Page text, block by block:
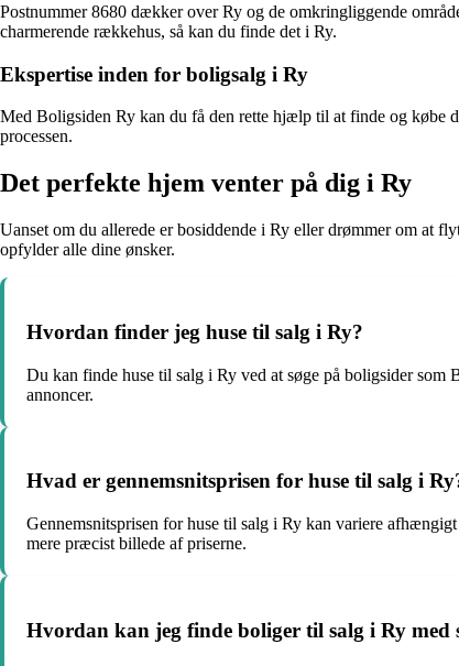
Postnummer 8680 dækker over Ry og de omkringliggende
charmerende rækkehus, så kan du finde det i Ry.
Ekspertise inden for boligsalg i Ry
Med Boligsiden Ry kan du få den rette hjælp til at finde og købe
processen.
Det perfekte hjem venter på dig i Ry
Uanset om du allerede er bosiddende i Ry eller drømmer om at
opfylder alle dine ønsker.
Hvordan finder jeg huse til salg i Ry?
Du kan finde huse til salg i Ry ved at søge på boligsider som
annoncer.
Hvad er gennemsnitsprisen for huse til salg i
Gennemsnitsprisen for huse til salg i Ry kan variere
mere præcist billede af priserne.
Hvordan kan jeg finde boliger til salg i Ry